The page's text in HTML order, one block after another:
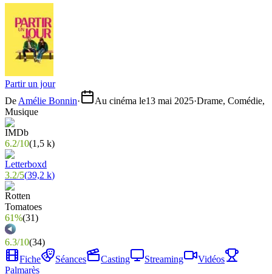
Partir un jour
De Amélie Bonnin· Au cinéma le13 mai 2025·Drame, Comédie,
Musique
6.2/10(1,5 k)
3.2/5(39,2 k)
61%(31)
6.3/10(34)
Fiche
Séances Casting Streaming
Vidéos
Palmarès